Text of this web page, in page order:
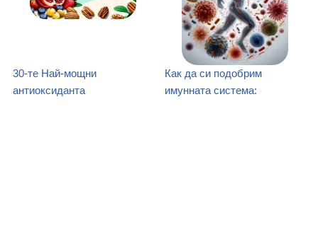
30-те Най-мощни
антиоксиданта
Как да си подобрим
имунната система: